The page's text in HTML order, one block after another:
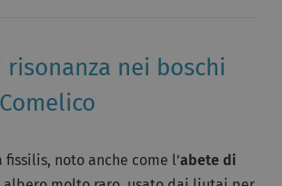
risonanza nei boschi
fissilis, noto anche come l’abete di